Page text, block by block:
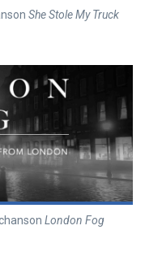
She Stole My Truck
London Fog